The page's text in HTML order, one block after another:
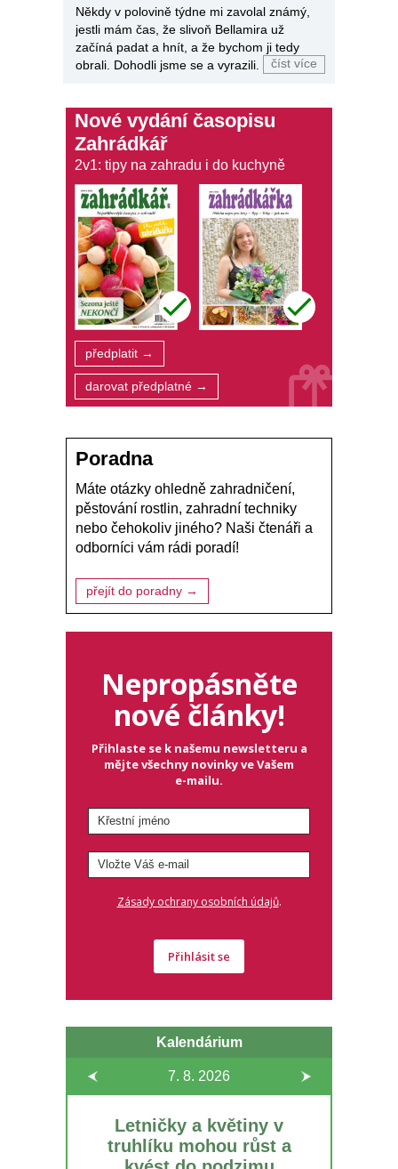
Někdy v polovině týdne mi zavolal známý,
jestli mám čas, že slivoň Bellamira už
začíná padat a hnít, a že bychom ji tedy
obrali. Dohodli jsme se a vyrazili.
číst více
Nové vydání časopisu
Zahrádkář
2v1: tipy na zahradu i do kuchyně
předplatit →
darovat předplatné →
Poradna
Máte otázky ohledně zahradničení,
pěstování rostlin, zahradní techniky
nebo čehokoliv jiného? Naši čtenáři a
odborníci vám rádi poradí!
přejít do poradny →
Nepropásněte
nové články!
Přihlaste se k našemu newsletteru a
mějte všechny novinky ve Vašem
e-mailu.
Zásady ochrany osobních údajů.
Přihlásit se
Kalendárium
7. 8. 2026
Letničky a květiny v
truhlíku mohou růst a